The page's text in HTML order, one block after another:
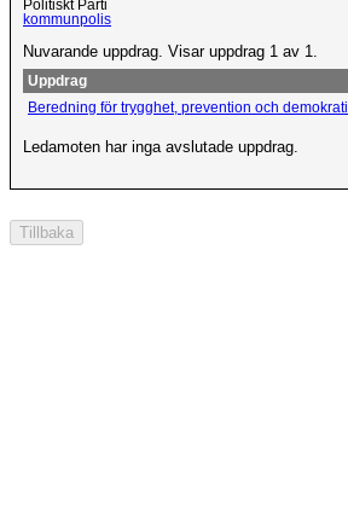
Politiskt Parti
kommunpolis
Nuvarande uppdrag. Visar uppdrag 1 av 1.
Uppdrag
Beredning för trygghet, prevention och demokrati
Ledamoten har inga avslutade uppdrag.